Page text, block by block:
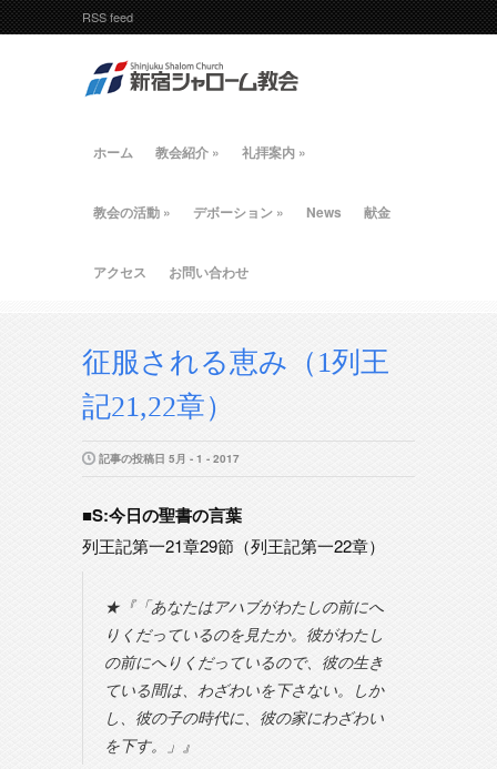
RSS feed
ホーム 教会紹介 » 礼拝案内 »
教会の活動 » デボーション » News 献金
アクセス お問い合わせ
征服される恵み（1列王
記21,22章）
記事の投稿日 5月 - 1 - 2017
■S:今日の聖書の言葉
列王記第一21章29節（列王記第一22章）
★『「あなたはアハブがわたしの前にへ
りくだっているのを見たか。彼がわたし
の前にへりくだっているので、彼の生き
ている間は、わざわいを下さない。しか
し、彼の子の時代に、彼の家にわざわい
を下す。」』